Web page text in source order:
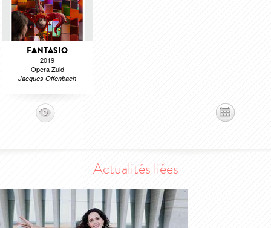
FANTASIO
2019
Opera Zuid
Jacques Offenbach
Actualités liées